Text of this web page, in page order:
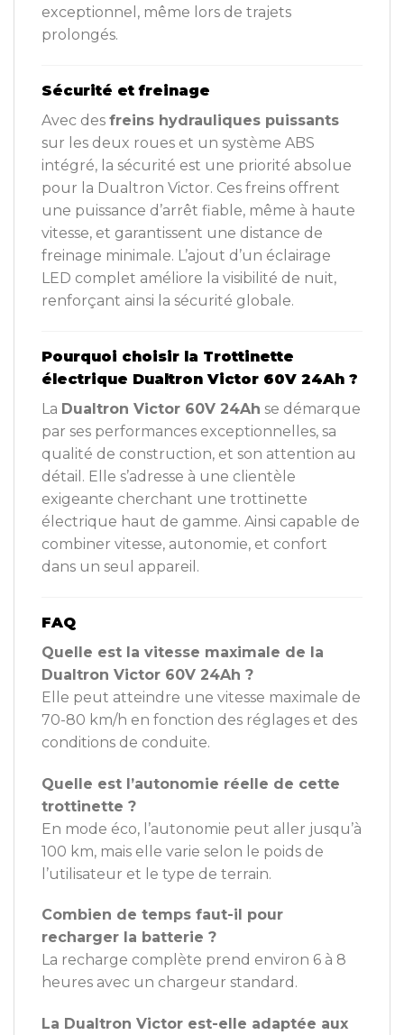
exceptionnel, même lors de trajets
prolongés.
Sécurité et freinage
Avec des freins hydrauliques puissants
sur les deux roues et un système ABS
intégré, la sécurité est une priorité absolue
pour la Dualtron Victor. Ces freins offrent
une puissance d’arrêt fiable, même à haute
vitesse, et garantissent une distance de
freinage minimale. L’ajout d’un éclairage
LED complet améliore la visibilité de nuit,
renforçant ainsi la sécurité globale.
Pourquoi choisir la Trottinette
électrique Dualtron Victor 60V 24Ah ?
La Dualtron Victor 60V 24Ah se démarque
par ses performances exceptionnelles, sa
qualité de construction, et son attention au
détail. Elle s’adresse à une clientèle
exigeante cherchant une trottinette
électrique haut de gamme. Ainsi capable de
combiner vitesse, autonomie, et confort
dans un seul appareil.
FAQ
Quelle est la vitesse maximale de la
Dualtron Victor 60V 24Ah ?
Elle peut atteindre une vitesse maximale de
70-80 km/h en fonction des réglages et des
conditions de conduite.
Quelle est l’autonomie réelle de cette
trottinette ?
En mode éco, l’autonomie peut aller jusqu’à
100 km, mais elle varie selon le poids de
l’utilisateur et le type de terrain.
Combien de temps faut-il pour
recharger la batterie ?
La recharge complète prend environ 6 à 8
heures avec un chargeur standard.
La Dualtron Victor est-elle adaptée aux